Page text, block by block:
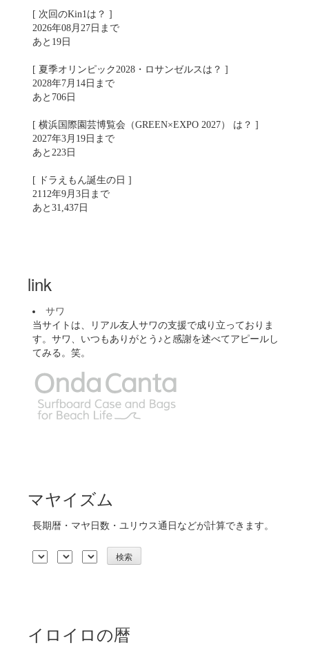
[ 次回のKin1は？ ]
2026年08月27日まで
あと19日
[ 夏季オリンピック2028・ロサンゼルスは？ ]
2028年7月14日まで
あと706日
[ 横浜国際園芸博覧会（GREEN×EXPO 2027） は？ ]
2027年3月19日まで
あと223日
[ ドラえもん誕生の日 ]
2112年9月3日まで
あと31,437日
link
サワ
当サイトは、リアル友人サワの支援で成り立っておりま
す。サワ、いつもありがとう♪と感謝を述べてアピールし
てみる。笑。
マヤイズム
長期暦・マヤ日数・ユリウス通日などが計算できます。
イロイロの暦